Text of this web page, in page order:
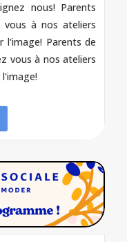
nous! Parents
vous à nos ateliers
l'image! Parents de
vous à nos ateliers
l'image!